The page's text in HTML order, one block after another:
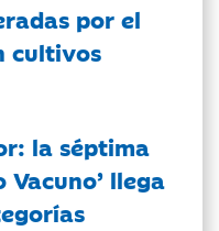
por el
cultivos
la séptima
llega